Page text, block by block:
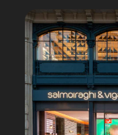
Cliccando su
acconsento
Luxottica Group
ed altre
Informativa sulla